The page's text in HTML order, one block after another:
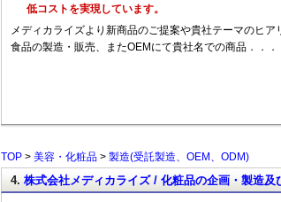
低コストを実現しています。
メディカライズより新商品のご提案や貴社テーマのヒ
食品の製造・販売、またOEMにて貴社名での商品．．．
TOP > 美容・化粧品 > 製造(受託製造、OEM、ODM)
4. 株式会社メディカライズ / 化粧品の企画・製造及